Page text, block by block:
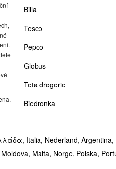
Billa
Tesco
Pepco
Globus
Teta drogerie
Biedronka
Italia, Nederland, Argentina,
Moldova, Malta, Norge, Polska,